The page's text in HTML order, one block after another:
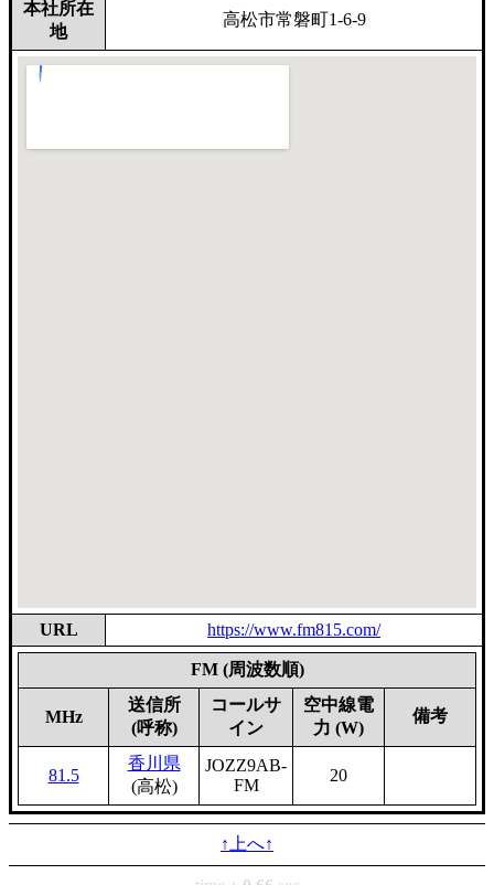
本社所在
地
高松市常磐町1-6-9
URL https://www.fm815.com/
FM (周波数順)
MHz
送信所
(呼称)
コールサ
イン
空中線電
力 (W)
備考
81.5
香川県
(高松)
JOZZ9AB-
FM
20
↑上へ↑